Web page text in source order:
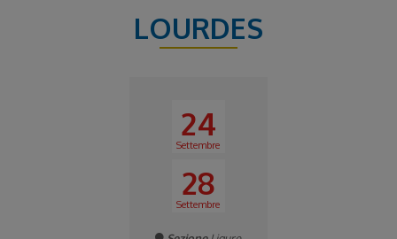
LOURDES
24
Settembre
28
Settembre